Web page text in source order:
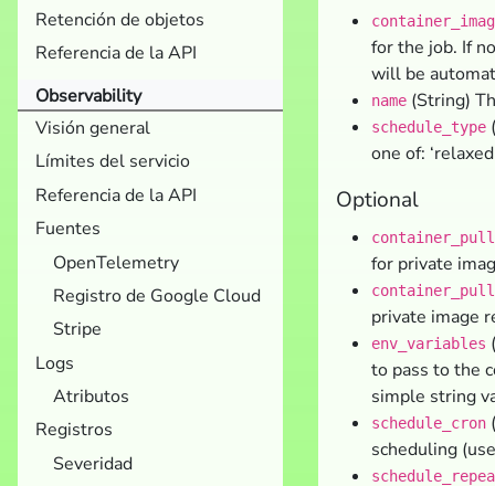
Retención de objetos
Referencia de la API
Observability
Visión general
Límites del servicio
Referencia de la API
Fuentes
OpenTelemetry
Registro de Google Cloud
Stripe
Logs
Atributos
Registros
Severidad
for the job. If
will be
name (String)
schedule_type
one of:
Optional
for private
private image
env_variables
to pass to the
simple string
schedule_cron
scheduling